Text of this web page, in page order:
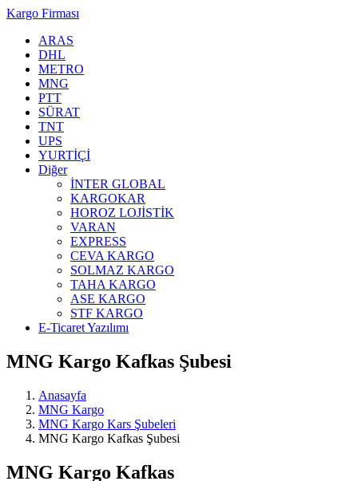
Kargo Firması
ARAS
DHL
METRO
MNG
PTT
SÜRAT
TNT
UPS
YURTİÇİ
Diğer
İNTER GLOBAL
KARGOKAR
HOROZ LOJİSTİK
VARAN
EXPRESS
CEVA KARGO
SOLMAZ KARGO
TAHA KARGO
ASE KARGO
STF KARGO
E-Ticaret Yazılımı
MNG Kargo Kafkas Şubesi
Anasayfa
MNG Kargo
MNG Kargo Kars Şubeleri
MNG Kargo Kafkas Şubesi
MNG Kargo Kafkas